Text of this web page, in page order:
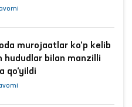
murojaatlar ko‘p kelib
hududlar bilan manzilli
qo‘yildi